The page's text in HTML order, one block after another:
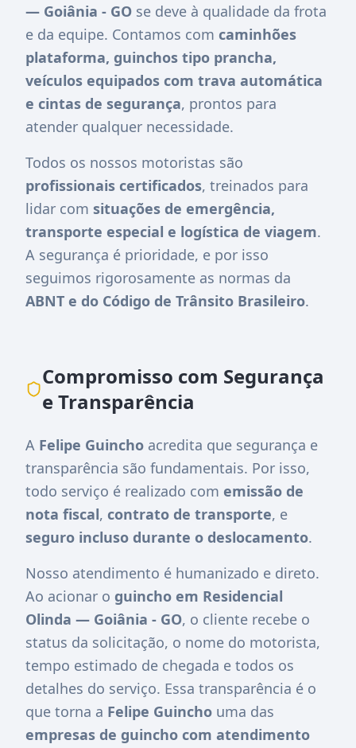
— Goiânia - GO se deve à qualidade da frota
e da equipe. Contamos com caminhões
plataforma, guinchos tipo prancha,
veículos equipados com trava automática
e cintas de segurança, prontos para
atender qualquer necessidade.
Todos os nossos motoristas são
profissionais certificados, treinados para
lidar com situações de emergência,
transporte especial e logística de viagem.
A segurança é prioridade, e por isso
seguimos rigorosamente as normas da
ABNT e do Código de Trânsito Brasileiro.
Compromisso com Segurança
e Transparência
A Felipe Guincho acredita que segurança e
transparência são fundamentais. Por isso,
todo serviço é realizado com emissão de
nota fiscal, contrato de transporte, e
seguro incluso durante o deslocamento.
Nosso atendimento é humanizado e direto.
Ao acionar o guincho em Residencial
Olinda — Goiânia - GO, o cliente recebe o
status da solicitação, o nome do motorista,
tempo estimado de chegada e todos os
detalhes do serviço. Essa transparência é o
que torna a Felipe Guincho uma das
empresas de guincho com atendimento